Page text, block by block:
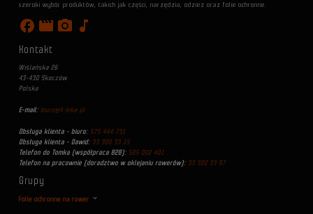
szeroki wybór produktów, takich jak części, narzędzia, odzież oraz folie ochronne.
facebook movie photo_camera music_note
Kontakt
Wiślańska 26
43-430 Skoczów
Polska
E-mail: biuro@4-bike.pl
Obsługa klienta - biuro: 575 444 731
Obsługa klienta - Dawid: 33 300 33 15
Telefon do Tomka (współpraca B2B): 505 002 401
Telefon na pracownie (doradztwo w oklejaniu rowerów): 33 300 33 97
Grupy
Folie ochronne na rower